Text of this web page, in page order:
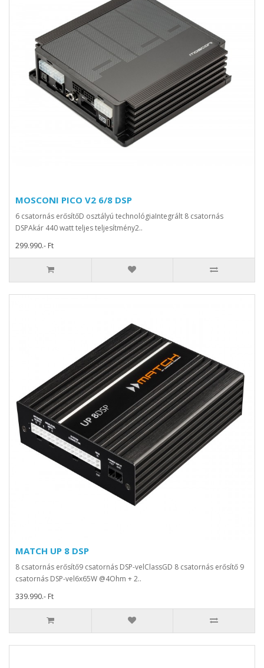
MOSCONI PICO V2 6/8 DSP
6 csatornás erősítőD osztályú technológiaIntegrált 8 csatornás
DSPAkár 440 watt teljes teljesítmény2..
299.990.- Ft
MATCH UP 8 DSP
8 csatornás erősítő9 csatornás DSP-velClassGD 8 csatornás erősítő 9
csatornás DSP-vel6x65W @4Ohm + 2..
339.990.- Ft